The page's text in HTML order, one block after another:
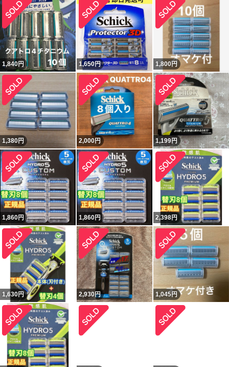
1,840円 1,650円 1,800円
1,380円 2,000円 1,199円
1,860円 1,860円 2,398円
1,630円 2,930円 1,045円